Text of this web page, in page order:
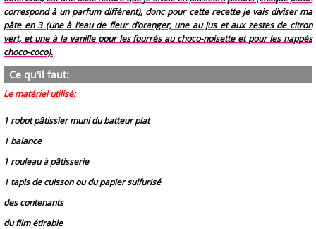
correspond à un parfum différent), donc pour cette recette je vais diviser ma
pâte en 3 (une à l'eau de fleur d'oranger, une au jus et aux zestes de citron
vert, et une à la vanille pour les fourrés au choco-noisette et pour les nappés
choco-coco).
Ce qu'il faut:
Le matériel utilisé:
1 robot pâtissier muni du batteur plat
1 balance
1 rouleau à pâtisserie
1 tapis de cuisson ou du papier sulfurisé
des contenants
du film étirable